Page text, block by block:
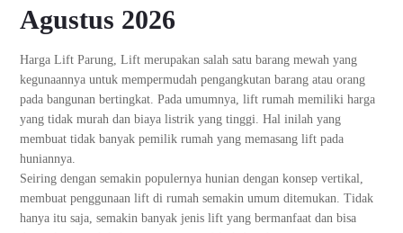
Agustus 2026
Harga Lift Parung, Lift merupakan salah satu barang mewah yang
kegunaannya untuk mempermudah pengangkutan barang atau orang
pada bangunan bertingkat. Pada umumnya, lift rumah memiliki harga
yang tidak murah dan biaya listrik yang tinggi. Hal inilah yang
membuat tidak banyak pemilik rumah yang memasang lift pada
huniannya.
Seiring dengan semakin populernya hunian dengan konsep vertikal,
membuat penggunaan lift di rumah semakin umum ditemukan. Tidak
hanya itu saja, semakin banyak jenis lift yang bermanfaat dan bisa